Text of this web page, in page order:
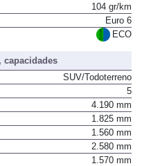
104 gr/km
Euro 6
ECO
capacidades
SUV/Todoterreno
5
4.190 mm
1.825 mm
1.560 mm
2.580 mm
1.570 mm